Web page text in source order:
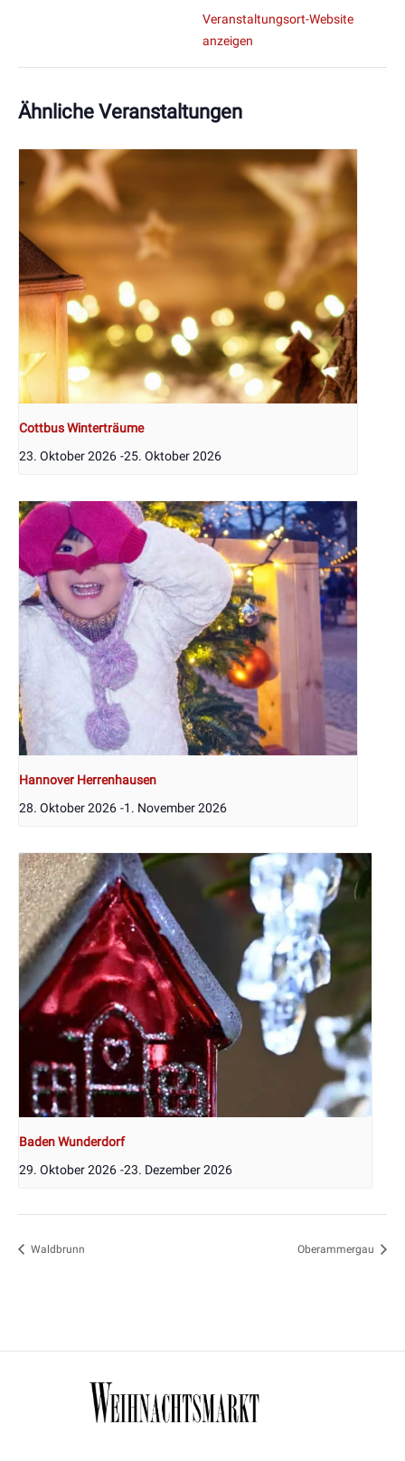
Veranstaltungsort-Website
anzeigen
Ähnliche Veranstaltungen
Cottbus Winterträume
23. Oktober 2026 -25. Oktober 2026
Hannover Herrenhausen
28. Oktober 2026 -1. November 2026
Baden Wunderdorf
29. Oktober 2026 -23. Dezember 2026
Waldbrunn Oberammergau